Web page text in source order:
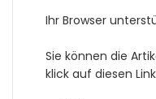
Ihr Browser
Sie können die
klick auf diesen